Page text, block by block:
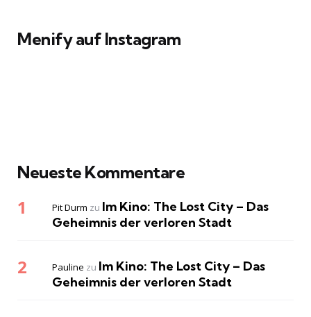
Menify auf Instagram
Neueste Kommentare
Pit Durm zu Im Kino: The Lost City – Das
Geheimnis der verloren Stadt
Pauline zu Im Kino: The Lost City – Das
Geheimnis der verloren Stadt